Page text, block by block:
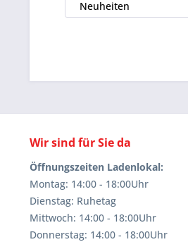
Neuheiten
Wir sind für Sie da
Öffnungszeiten Ladenlokal:
Montag: 14:00 - 18:00Uhr
Dienstag: Ruhetag
Mittwoch: 14:00 - 18:00Uhr
Donnerstag: 14:00 - 18:00Uhr